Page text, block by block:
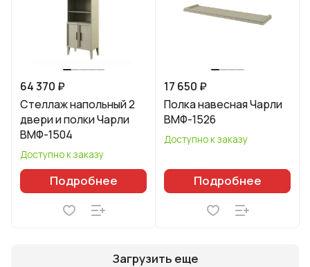
64 370 ₽
Стеллаж напольный 2
двери и полки Чарли
ВМФ-1504
Доступно к заказу
Подробнее
17 650 ₽
Полка навесная Чарли
ВМФ-1526
Доступно к заказу
Подробнее
Загрузить еще